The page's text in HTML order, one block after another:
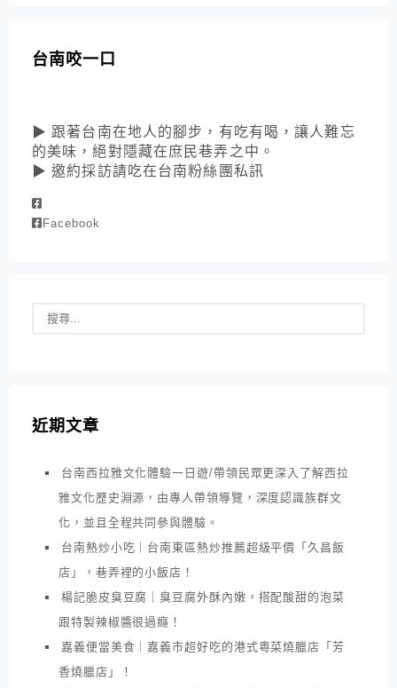
台南咬一口
▶ 跟著台南在地人的腳步，有吃有喝，讓人難忘
的美味，絕對隱藏在庶民巷弄之中。
▶ 邀約採訪請吃在台南粉絲團私訊
Facebook
近期文章
台南西拉雅文化體驗一日遊/帶領民眾更深入了解西拉
雅文化歷史淵源，由專人帶領導覽，深度認識族群文
化，並且全程共同參與體驗。
台南熱炒小吃｜台南東區熱炒推薦超級平價「久昌飯
店」，巷弄裡的小飯店！
楊記脆皮臭豆腐｜臭豆腐外酥內嫩，搭配酸甜的泡菜
跟特製辣椒醬很過癮！
嘉義便當美食｜嘉義市超好吃的港式粵菜燒臘店「芳
香燒臘店」！